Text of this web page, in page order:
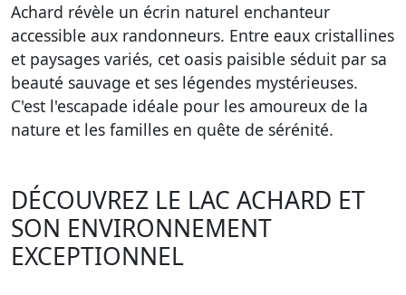
Achard révèle un écrin naturel enchanteur
accessible aux randonneurs. Entre eaux cristallines
et paysages variés, cet oasis paisible séduit par sa
beauté sauvage et ses légendes mystérieuses.
C'est l'escapade idéale pour les amoureux de la
nature et les familles en quête de sérénité.
DÉCOUVREZ LE LAC ACHARD ET
SON ENVIRONNEMENT
EXCEPTIONNEL